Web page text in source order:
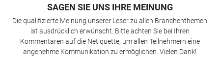
SAGEN SIE UNS IHRE MEINUNG
Die qualifizierte Meinung unserer Leser zu allen Branchenthemen
ist ausdrücklich erwünscht. Bitte achten Sie bei Ihren
Kommentaren auf die Netiquette, um allen Teilnehmern eine
angenehme Kommunikation zu ermöglichen. Vielen Dank!